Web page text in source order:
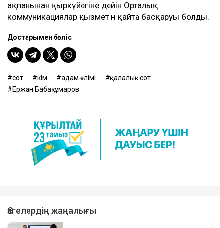
ақпанынан қыркүйегіне дейін Орталық
коммуникациялар қызметін қайта басқаруы болды.
Достарыңмен бөліс
сот үкім адам өлімі
қалалық сот
Ержан Бабақұмаров